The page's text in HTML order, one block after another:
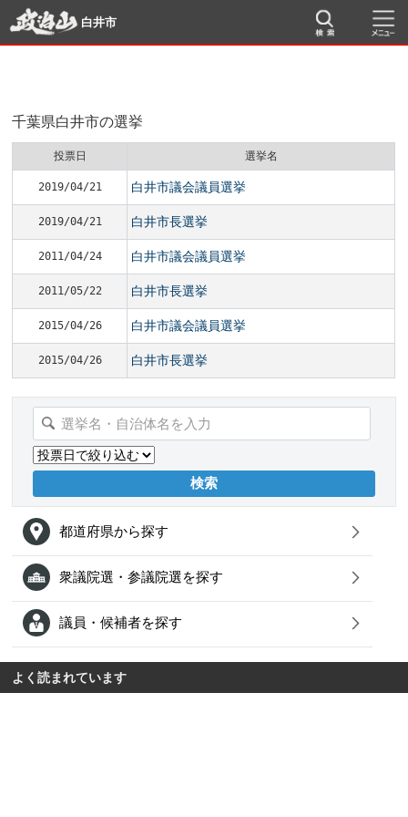
白井市
千葉県白井市の選挙
投票日 選挙名
2019/04/21 白井市議会議員選挙
2019/04/21 白井市長選挙
2011/04/24 白井市議会議員選挙
2011/05/22 白井市長選挙
2015/04/26 白井市議会議員選挙
2015/04/26 白井市長選挙
都道府県から探す
衆議院選・参議院選を探す
議員・候補者を探す
よく読まれています